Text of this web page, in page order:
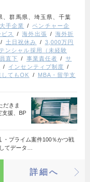
、群馬県、埼玉県、千葉
大手企業
ベンチャー企
ス 海外出張
海外折
土日祝休み
3,000万円
ンシャル採用（未経験
直下 事業責任者
サ
インセンティブ制度
してもOK
MBA・留学支
だきま
支援、BP
・プライム案件100％かつ戦
てデータ…
詳細へ